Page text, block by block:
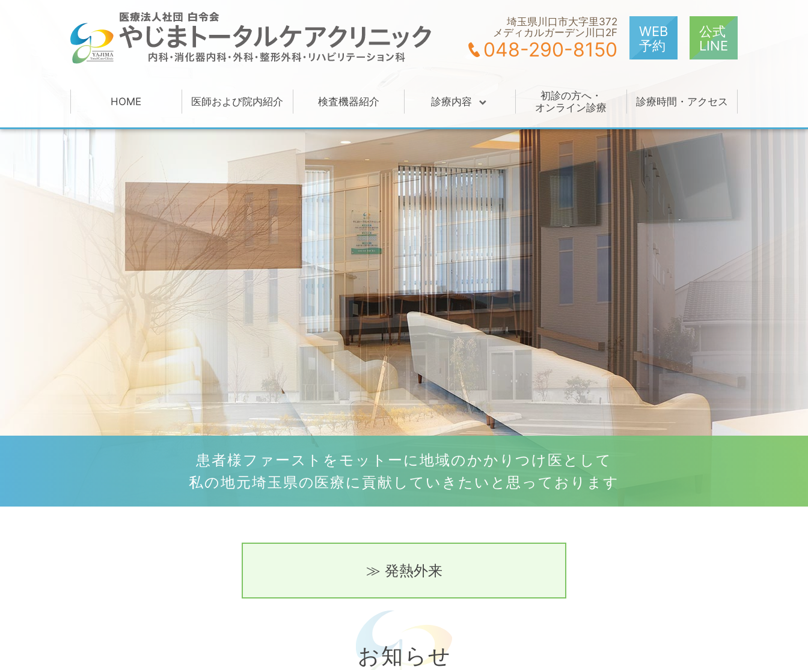
埼玉県川口市大字里372
メディカルガーデン川口2F
048-290-8150
WEB
予約
公式
LINE
HOME 医師および院内紹介 検査機器紹介 診療内容
初診の方へ・
オンライン診療
診療時間・アクセス
患者様ファーストをモットーに地域のかかりつけ医として
私の地元埼玉県の医療に貢献していきたいと思っております
≫ 発熱外来
お知らせ